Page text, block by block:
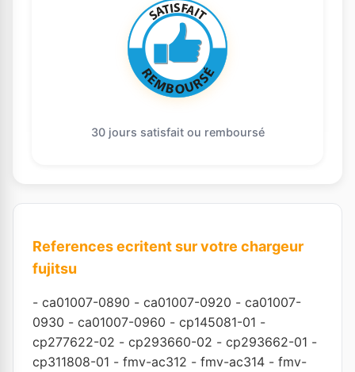
30 jours satisfait ou remboursé
References ecritent sur votre chargeur
fujitsu
- ca01007-0890 - ca01007-0920 - ca01007-
0930 - ca01007-0960 - cp145081-01 -
cp277622-02 - cp293660-02 - cp293662-01 -
cp311808-01 - fmv-ac312 - fmv-ac314 - fmv-